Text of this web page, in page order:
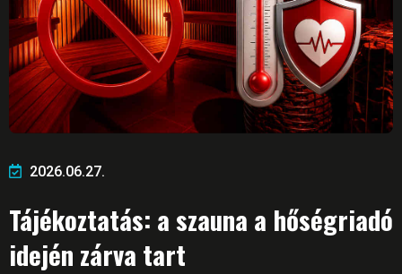
2026.06.27.
Tájékoztatás: a szauna a hőségriadó
idején zárva tart